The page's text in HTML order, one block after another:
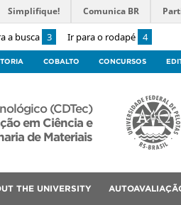
a busca 3 Ir para o rodapé 4
Simplifique! Comunica BR
COBALTO CONCURSOS
(CDTec)
em Ciência e
de Materiais
THE UNIVERSITY